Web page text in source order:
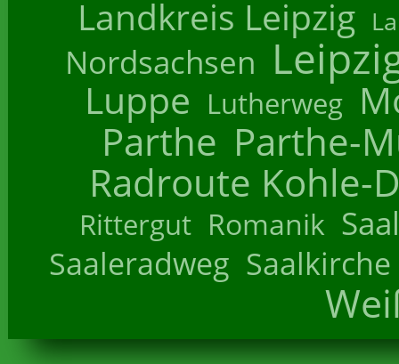
Landkreis Leipzig
Nordsachsen
Luppe Lutherweg
Parthe Parthe-
Radroute Kohle-
Rittergut Romanik
Saaleradweg Saalkirche